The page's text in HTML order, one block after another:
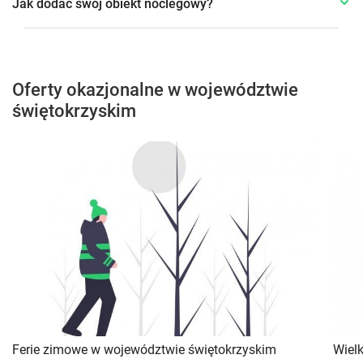
Jak dodać swój obiekt noclegowy?
Oferty okazjonalne w województwie
świętokrzyskim
Ferie zimowe w województwie świętokrzyskim